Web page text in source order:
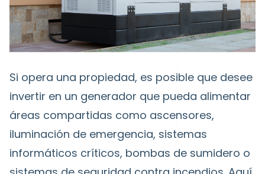
Si opera una propiedad, es posible que desee
invertir en un generador que pueda alimentar
áreas compartidas como ascensores,
iluminación de emergencia, sistemas
informáticos críticos, bombas de sumidero o